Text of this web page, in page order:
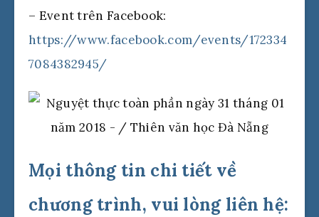
– Event trên Facebook:
https://www.facebook.com/events/172334
7084382945/
Mọi thông tin chi tiết về
chương trình, vui lòng liên hệ: